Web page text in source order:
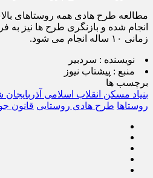
انجام‌ شده و بازنگری طرح ها نیز به
زمانی ۱۰ ساله انجام می شود.
نویسنده : سردبیر
منبع : پیشتاب نیوز
برچسب ها
بنیاد مسکن انقلاب اسلامی
روستاها طرح هادی روستایی قانون